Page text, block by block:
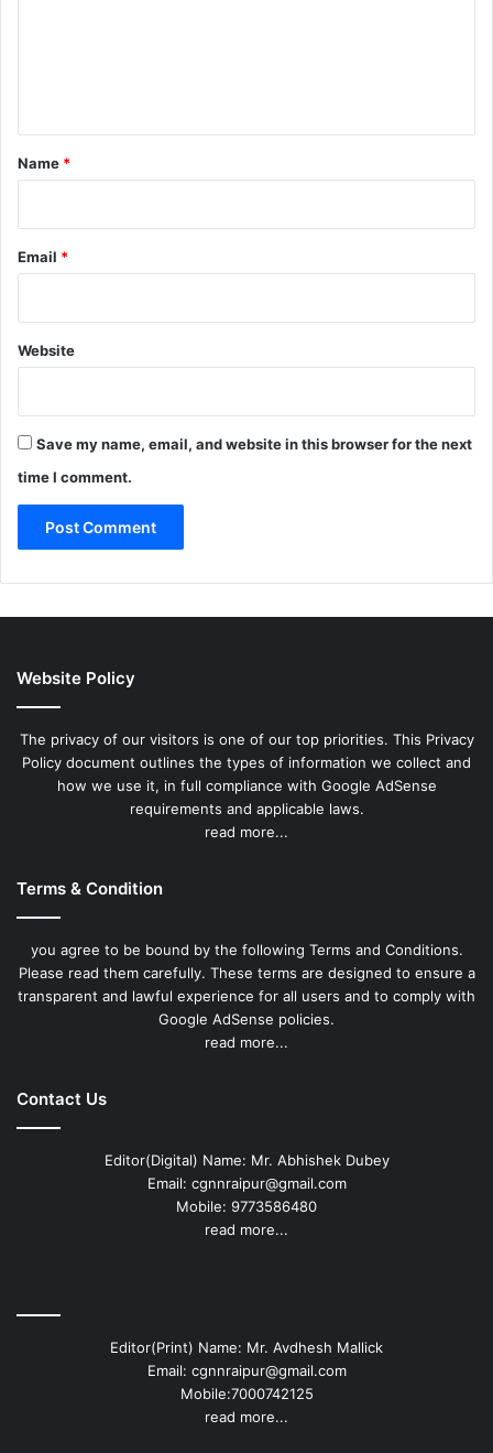
*
Name *
Email *
Website
Save my name, email, and website in this browser for the next
time I comment.
Website Policy
The privacy of our visitors is one of our top priorities. This Privacy
Policy document outlines the types of information we collect and
how we use it, in full compliance with Google AdSense
requirements and applicable laws.
read more...
Terms & Condition
you agree to be bound by the following Terms and Conditions.
Please read them carefully. These terms are designed to ensure a
transparent and lawful experience for all users and to comply with
Google AdSense policies.
read more...
Contact Us
Editor(Digital) Name: Mr. Abhishek Dubey
Email: cgnnraipur@gmail.com
Mobile: 9773586480
read more...
Editor(Print) Name: Mr. Avdhesh Mallick
Email: cgnnraipur@gmail.com
Mobile:7000742125
read more...